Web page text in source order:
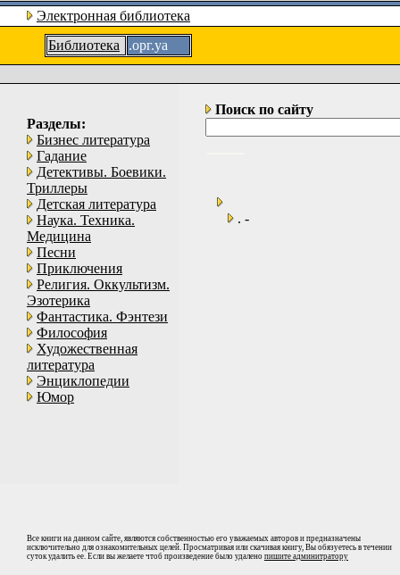
Электронная библиотека
Библиотека
.орг.уа
Разделы:
Бизнес литература
Гадание
Детективы. Боевики.
Триллеры
Детская литература
Наука. Техника.
Медицина
Песни
Приключения
Религия. Оккультизм.
Эзотерика
Фантастика. Фэнтези
Философия
Художественная
литература
Энциклопедии
Юмор
Поиск по сайту
. -
Все книги на данном сайте, являются собственностью его уважаемых авторов и предназначены
исключительно для ознакомительных целей. Просматривая или скачивая книгу, Вы обязуетесь в течении
суток удалить ее. Если вы желаете чтоб произведение было удалено пишите админитратору